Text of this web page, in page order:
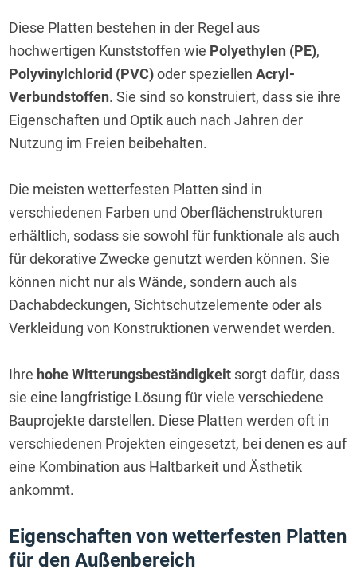
Diese Platten bestehen in der Regel aus
hochwertigen Kunststoffen wie Polyethylen (PE)
Polyvinylchlorid (PVC) oder speziellen Acryl-
Verbundstoffen. Sie sind so konstruiert, dass sie ihre
Eigenschaften und Optik auch nach Jahren der
Nutzung im Freien beibehalten.
Die meisten wetterfesten Platten sind in
verschiedenen Farben und Oberflächenstrukturen
erhältlich, sodass sie sowohl für funktionale als auch
für dekorative Zwecke genutzt werden können. Sie
können nicht nur als Wände, sondern auch als
Dachabdeckungen, Sichtschutzelemente oder als
Verkleidung von Konstruktionen verwendet werden.
Ihre hohe Witterungsbeständigkeit sorgt dafür, dass
sie eine langfristige Lösung für viele verschiedene
Bauprojekte darstellen. Diese Platten werden oft in
verschiedenen Projekten eingesetzt, bei denen es auf
eine Kombination aus Haltbarkeit und Ästhetik
ankommt.
Eigenschaften von wetterfesten Platten
für den Außenbereich